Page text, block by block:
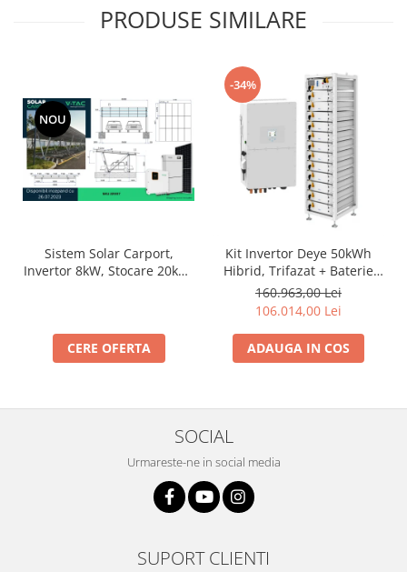
PRODUSE SIMILARE
NOU
Sistem Solar Carport,
Invertor 8kW, Stocare 20kW,
CERE OFERTA
-34%
Kit Invertor Deye 50kWh
Hibrid, Trifazat + Baterie
Deye BOS-G High Voltage
61.44kWh, IP20
160.963,00 Lei
106.014,00 Lei
ADAUGA IN COS
SOCIAL
Urmareste-ne in social media
SUPORT CLIENTI